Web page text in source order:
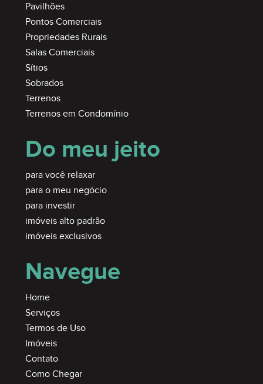
Pavilhões
Pontos Comerciais
Propriedades Rurais
Salas Comerciais
Sítios
Sobrados
Terrenos
Terrenos em Condomínio
Do meu jeito
para você relaxar
para o meu negócio
para investir
imóveis alto padrão
imóveis exclusivos
Navegue
Home
Serviços
Termos de Uso
Imóveis
Contato
Como Chegar